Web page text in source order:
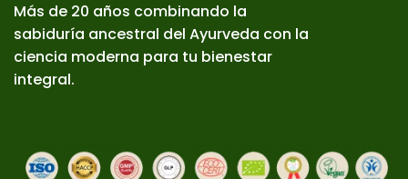
Más de 20 años combinando la
sabiduría ancestral del Ayurveda con la
ciencia moderna para tu bienestar
integral.